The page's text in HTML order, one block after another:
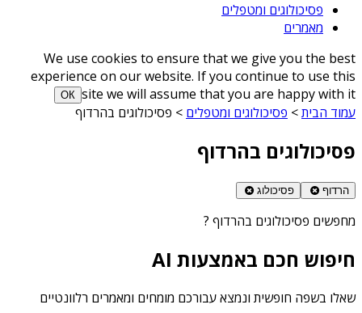
פסיכולוגים ומטפלים
מאמרים
We use cookies to ensure that we give you the best
experience on our website. If you continue to use this
site we will assume that you are happy with it
ОК
עמוד הבית> פסיכולוגים ומטפלים > פסיכולוגים בהרדוף
פסיכולוגים בהרדוף
הרדוף פסיכולוג
מחפשים פסיכולוגים בהרדוף ?
חיפוש חכם באמצעות AI
שאלו בשפה חופשית ונמצא עבורכם מומחים ומאמרים רלוונטיים